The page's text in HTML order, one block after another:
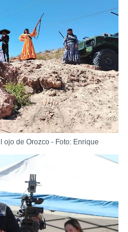
ojo de Orozco - Foto: Enrique